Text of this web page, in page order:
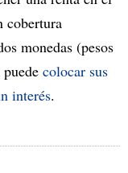
cobertura
monedas (pesos
colocar sus
interés.